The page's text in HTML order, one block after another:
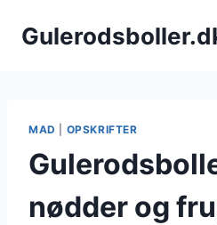
MAD OPSKRIFTER
nødder og